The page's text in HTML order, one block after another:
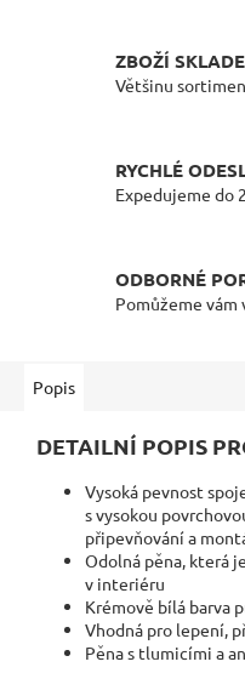
ZBOŽÍ
Většinu
RYCHLÉ
Expedujeme do
ODBORNÉ
Pomůžeme
Popis
DETAILNÍ POPIS
Vysoká pevnost
s vysokou
připevňování a
Odolná pěna, která
v interiéru
Krémově bílá barva
Vhodná pro lepení,
Pěna s tlumicími a